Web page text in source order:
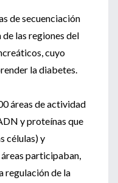
de secuenciación
las regiones del
cuyo
la diabetes.
áreas de actividad
y proteínas que
células) y
participaban,
regulación de la